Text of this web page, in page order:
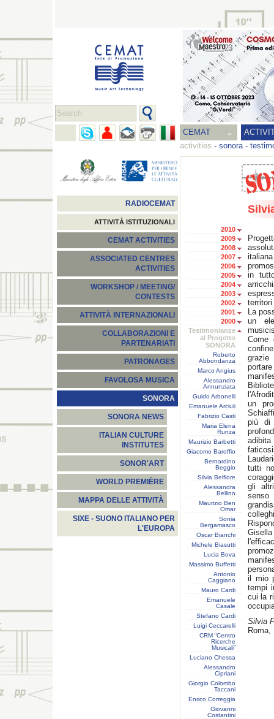
CEMAT
activities - sonora-
RADIOCEMAT
ATTIVITÀ ISTITUZIONALI
CEMAT ACTIVITIES
ASSOCIATED CENTRES
ACTIVITIES
WORKSHOP / MEETING/
CONTESTS
ATTIVITÀ INTERNAZIONALI
COLLABORAZIONI E
PARTENARIATI
PATRONAGES
FAVOLOSA MUSICA
SONORA
SONORA NEWS
ITALIAN CULTURE
INSTITUTES
SONOR'ART
WORLD PREMIÈRE
MAPPA DELLE ATTIVITÀ
SIXE - SUONO ITALIANO PER
L'EUROPA
2010
2009
2008
2007
2006
2005
2004
2003
2002
2001
2000
Testimonianze
al Progetto
SONORA
Roberto
Abbondanza
Marco Angius
Alessandro
Annunziata
Guido Arbonelli
Emanuele Arciuli
Fabrizio Casti
Maria Elena
Runza
Maurizio Barbetti
Giacomo Baroffio
Bernardino
Beggio
Silvia Belfiore
Alessandra
Bellino
Maurizio Ben
Omar
Sonia
Bergamasco
Oscar Bianchi
Michele Biasutti
Lucia Bova
Massimo Buffetti
Antonio
Caggiano
Mauro Cardi
Emanuele
Casale
Stefano Cardi
Luigi Ceccarelli
CRM “Centro
Ricerche
Musicali”
Luciano Chessa
Alessandro
Cipriani
Giorgio Colombo
Taccani
Enrico Correggia
Giovanni
Costantini
in
La
un
Come
grazie
un
più di
tutti
gli
senso
il mio
tempi
cui la
Silvia
Roma,